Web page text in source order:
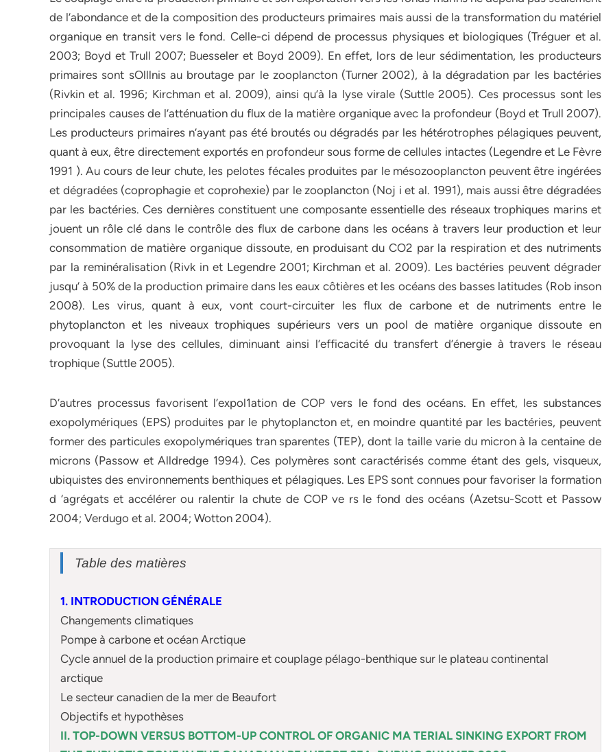
de l’abondance et de la composition des producteurs primaires mais aussi de la transformation du matériel
organique en transit vers le fond. Celle-ci dépend de processus physiques et biologiques (Tréguer et al.
2003; Boyd et Trull 2007; Buesseler et Boyd 2009). En effet, lors de leur sédimentation, les producteurs
primaires sont sOlllnis au broutage par le zooplancton (Turner 2002), à la dégradation par les bactéries
(Rivkin et al. 1996; Kirchman et al. 2009), ainsi qu’à la lyse virale (Suttle 2005). Ces processus sont les
principales causes de l’atténuation du flux de la matière organique avec la profondeur (Boyd et Trull 2007).
Les producteurs primaires n’ayant pas été broutés ou dégradés par les hétérotrophes pélagiques peuvent,
quant à eux, être directement exportés en profondeur sous forme de cellules intactes (Legendre et Le Fèvre
1991 ). Au cours de leur chute, les pelotes fécales produites par le mésozooplancton peuvent être ingérées
et dégradées (coprophagie et coprohexie) par le zooplancton (Noj i et al. 1991), mais aussi être dégradées
par les bactéries. Ces dernières constituent une composante essentielle des réseaux trophiques marins et
jouent un rôle clé dans le contrôle des flux de carbone dans les océans à travers leur production et leur
consommation de matière organique dissoute, en produisant du CO2 par la respiration et des nutriments
par la reminéralisation (Rivk in et Legendre 2001; Kirchman et al. 2009). Les bactéries peuvent dégrader
jusqu’ à 50% de la production primaire dans les eaux côtières et les océans des basses latitudes (Rob inson
2008). Les virus, quant à eux, vont court-circuiter les flux de carbone et de nutriments entre le
phytoplancton et les niveaux trophiques supérieurs vers un pool de matière organique dissoute en
provoquant la lyse des cellules, diminuant ainsi l’efficacité du transfert d’énergie à travers le réseau
trophique (Suttle 2005).
D’autres processus favorisent l’expol1ation de COP vers le fond des océans. En effet, les substances
exopolymériques (EPS) produites par le phytoplancton et, en moindre quantité par les bactéries, peuvent
former des particules exopolymériques tran sparentes (TEP), dont la taille varie du micron à la centaine de
microns (Passow et Alldredge 1994). Ces polymères sont caractérisés comme étant des gels, visqueux,
ubiquistes des environnements benthiques et pélagiques. Les EPS sont connues pour favoriser la formation
d ‘agrégats et accélérer ou ralentir la chute de COP ve rs le fond des océans (Azetsu-Scott et Passow
2004; Verdugo et al. 2004; Wotton 2004).
Table des matières
1. INTRODUCTION GÉNÉRALE
Changements climatiques
Pompe à carbone et océan Arctique
Cycle annuel de la production primaire et couplage pélago-benthique sur le plateau continental
arctique
Le secteur canadien de la mer de Beaufort
Objectifs et hypothèses
II. TOP-DOWN VERSUS BOTTOM-UP CONTROL OF ORGANIC MA TERIAL SINKING EXPORT FROM